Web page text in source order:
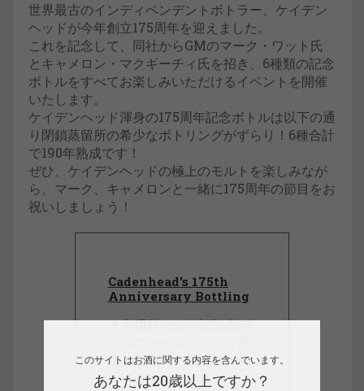
世界最古のインディペンデントボトラー、ケイデン
ヘッドが今年創立175周年を迎えました。
これを記念して、同社からGMのマーク・ワット氏
とキャメロン・マクギーチィ氏を招き、6種類の記念
ボトルをすべてお楽しみいただけるイベントを開催
いたします。
ケイデンヘッド渾身の175周年記念ボトルは以下の通
り閉鎖蒸留所の希少なボトリングがずらり！6種合計
で190年熟成です！
ぜひ、ケイデンヘッドの極上のモルトを楽しみなが
ら、マーク、キャメロンと一緒に175周年の節目をお
祝いしましょう！
Cadenhead’s 175th
Anniversary Bottling
▼入場料には下記記念ボ
種x10ml)とフィンガーフ
ードが含まれます。
このサイトはお酒に関する内容を含んでいます。
あなたは20歳以上ですか？